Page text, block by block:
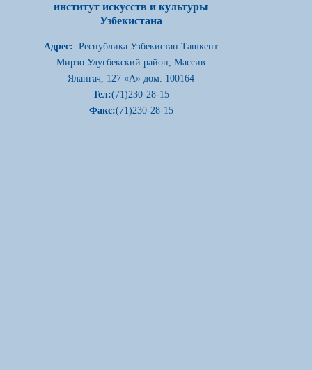
институт искусств и культуры
Узбекистана
Адрес: Республика Узбекистан Ташкент
Мирзо Улугбекский район, Массив
Ялангач, 127 «А» дом. 100164
Тел:(71)230-28-15
Факс:(71)230-28-15